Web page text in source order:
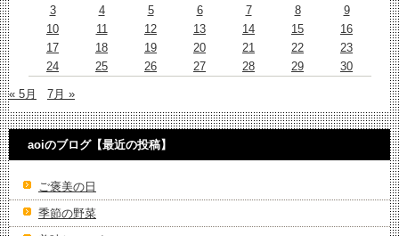
3 4 5 6 7 8
9
10
11 12 13 14 15
16
17
18 19 20 21 22
23
24
25 26 27 28 29 30
« 5月 7月 »
aoiのブログ【最近の投稿】
ご褒美の日
季節の野菜